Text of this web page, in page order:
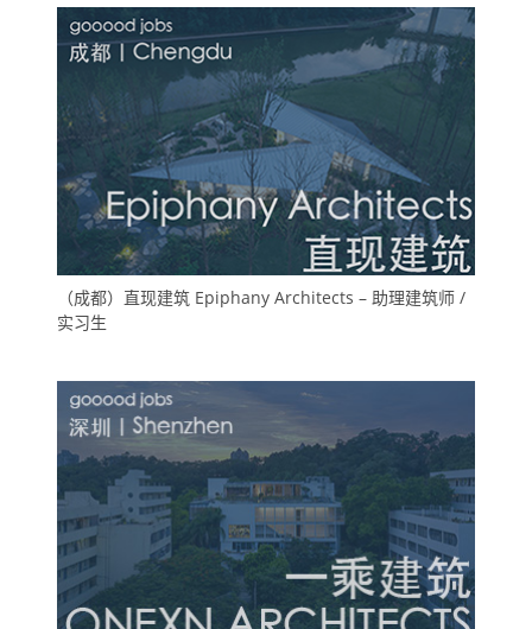
（成都）直现建筑 Epiphany Architects – 助理建筑师 /
实习生